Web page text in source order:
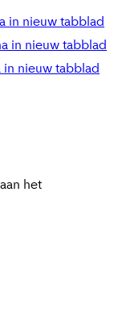
in nieuw tabblad
in nieuw tabblad
nieuw tabblad
het